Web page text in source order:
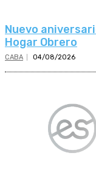
Nuevo
Hogar Obrero
CABA 04/08/2026